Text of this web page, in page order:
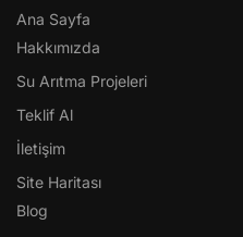
Ana Sayfa
Hakkımızda
Su Arıtma Projeleri
Teklif Al
İletişim
Site Haritası
Blog